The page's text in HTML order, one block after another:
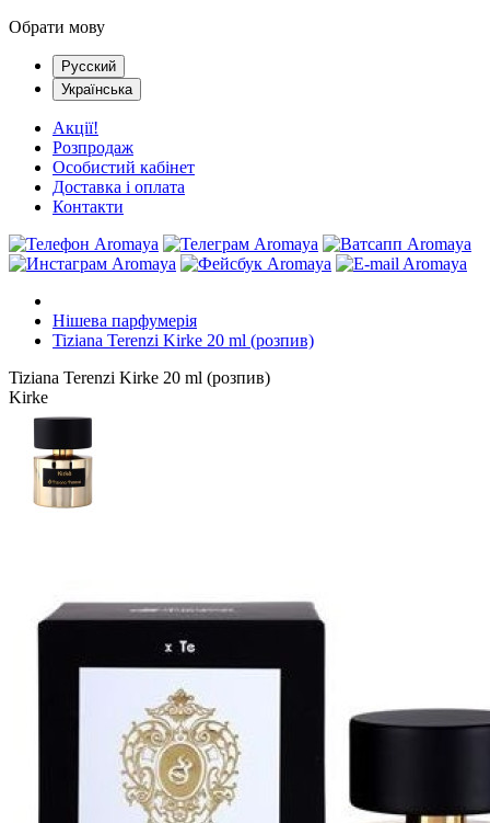
Обрати мову
Русский
Українська
Акції!
Розпродаж
Особистий кабінет
Доставка і оплата
Контакти
Нішева парфумерія
Tiziana Terenzi Kirke 20 ml (розпив)
Tiziana Terenzi Kirke 20 ml (розпив)
Kirke